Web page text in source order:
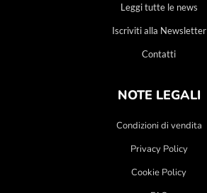
Leggi tutte le news
Iscriviti alla Newsletter
Contatti
NOTE LEGALI
Condizioni di vendita
Privacy Policy
Cookie Policy